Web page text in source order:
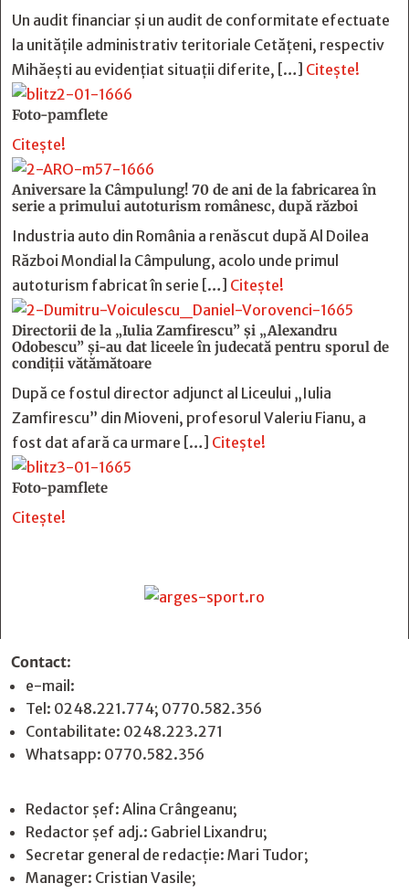
Un audit financiar și un audit de conformitate efectuate
la unitățile administrativ teritoriale Cetățeni, respectiv
Mihăești au evidențiat situații diferite, […] Citește!
Foto-pamflete
Citește!
Aniversare la Câmpulung! 70 de ani de la fabricarea în
serie a primului autoturism românesc, după război
Industria auto din România a renăscut după Al Doilea
Război Mondial la Câmpulung, acolo unde primul
autoturism fabricat în serie […] Citește!
Directorii de la „Iulia Zamfirescu” și „Alexandru
Odobescu” și-au dat liceele în judecată pentru sporul de
condiții vătămătoare
După ce fostul director adjunct al Liceului „Iulia
Zamfirescu” din Mioveni, profesorul Valeriu Fianu, a
fost dat afară ca urmare […] Citește!
Foto-pamflete
Citește!
Contact:
e-mail:
Tel: 0248.221.774; 0770.582.356
Contabilitate: 0248.223.271
Whatsapp: 0770.582.356
Redactor șef: Alina Crângeanu;
Redactor șef adj.: Gabriel Lixandru;
Secretar general de redacție: Mari Tudor;
Manager: Cristian Vasile;